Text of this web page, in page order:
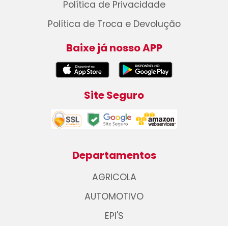
Política de Privacidade
Política de Troca e Devolução
Baixe já nosso APP
Site Seguro
Departamentos
AGRICOLA
AUTOMOTIVO
EPI'S